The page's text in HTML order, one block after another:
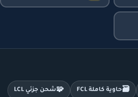
🗃️حاوية كاملة FCL 🧩شحن جزئي LCL